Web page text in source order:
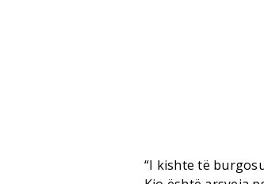
“I kishte të